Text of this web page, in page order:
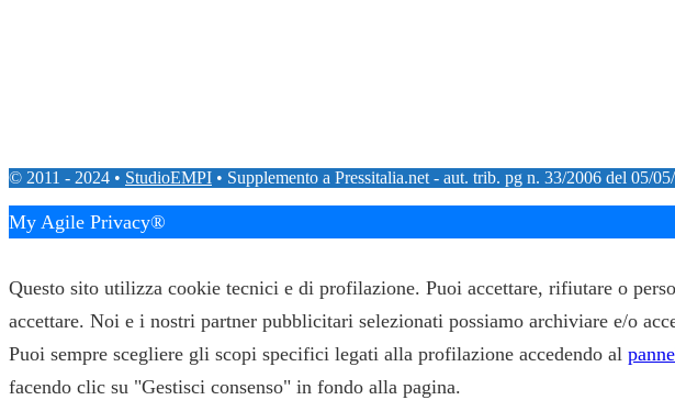
© 2011 - 2024 • StudioEMPI • Supplemento a Pressitalia.net - aut. trib. pg n. 33/2006 del 05/
My Agile Privacy®
Questo sito utilizza cookie tecnici e di profilazione. Puoi accettare, rifiutare o
accettare. Noi e i nostri partner pubblicitari selezionati possiamo archiviare e/o
Puoi sempre scegliere gli scopi specifici legati alla profilazione accedendo al
facendo clic su "Gestisci consenso" in fondo alla pagina.